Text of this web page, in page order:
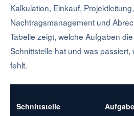
Kalkulation, Einkauf,
Nachtragsmanagement und
Tabelle zeigt, welche Aufgaben
Schnittstelle hat und was
fehlt.
Schnittstelle